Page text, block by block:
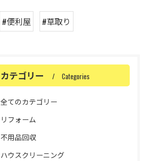
#便利屋 #草取り
カテゴリー Categories
全てのカテゴリー
リフォーム
不用品回収
ハウスクリーニング